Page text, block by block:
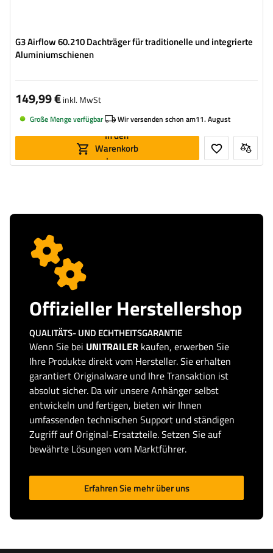
G3 Airflow 60.210 Dachträger für traditionelle und integrierte
Aluminiumschienen
149,99 €inkl. MwSt
Große Menge verfügbar Wir versenden schon am11. August
In den
Warenkorb
legen
Offizieller Herstellershop
QUALITÄTS- UND ECHTHEITSGARANTIE
Wenn Sie bei UNITRAILER kaufen, erwerben Sie
Ihre Produkte direkt vom Hersteller. Sie erhalten
garantiert Originalware und Ihre Transaktion ist
absolut sicher. Da wir unsere Anhänger selbst
entwickeln und fertigen, bieten wir Ihnen
umfassenden technischen Support und ständigen
Zugriff auf Original-Ersatzteile. Setzen Sie auf
bewährte Lösungen vom Marktführer.
Erfahren Sie mehr über uns